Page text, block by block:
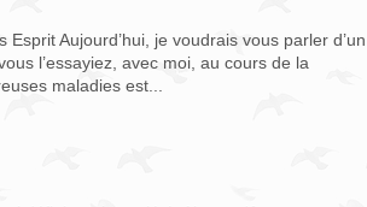
Aujourd’hui, je voudrais vous parler d’un
l’essayiez, avec moi, au cours de la
maladies est...